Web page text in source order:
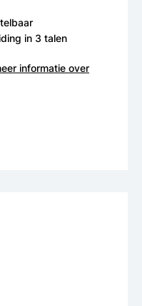
in 3 talen
informatie over